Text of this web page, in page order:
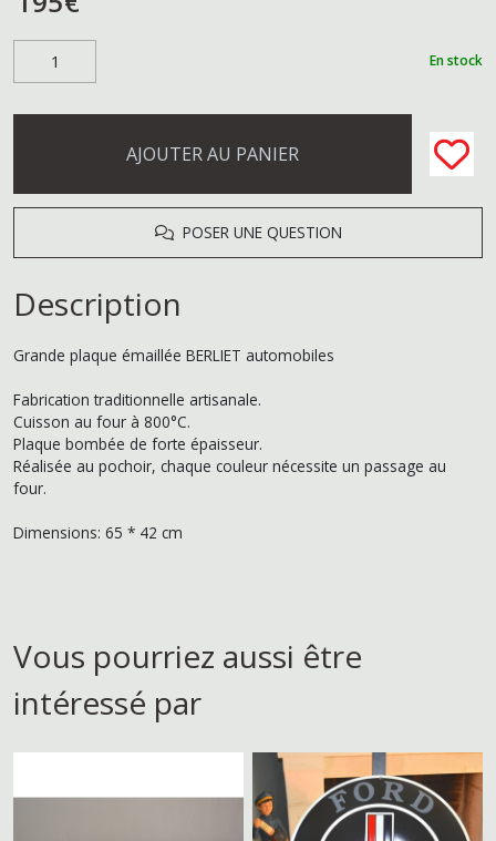
En stock
AJOUTER AU PANIER
POSER UNE QUESTION
Description
Grande plaque émaillée BERLIET automobiles
Fabrication traditionnelle artisanale.
Cuisson au four à 800°C.
Plaque bombée de forte épaisseur.
Réalisée au pochoir, chaque couleur nécessite un passage au
four.
Dimensions: 65 * 42 cm
Vous pourriez aussi être
intéressé par